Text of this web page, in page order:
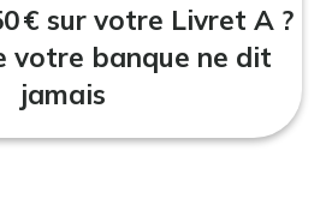
€ sur votre Livret A ?
votre banque ne dit
jamais